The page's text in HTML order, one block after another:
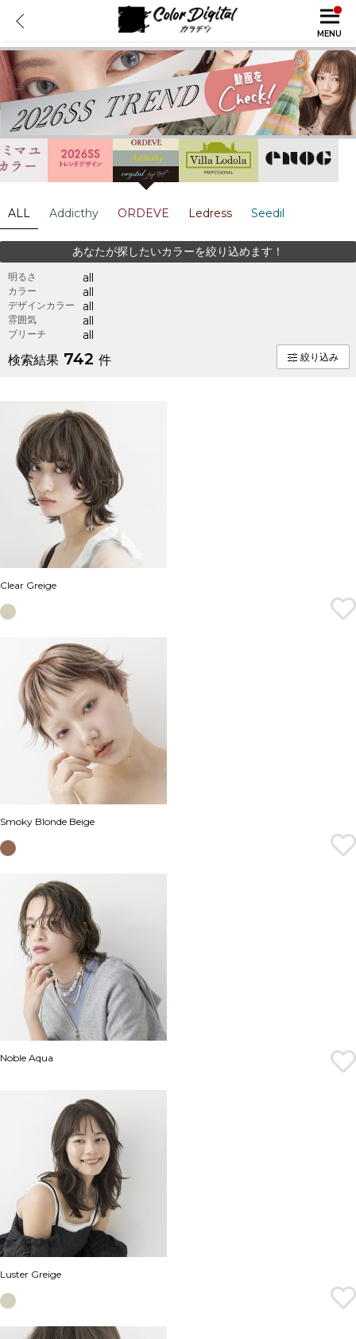
MENU
ALL Addicthy ORDEVE Ledress Seedil
あなたが探したいカラーを絞り込めます！
明るさ all
カラー all
デザインカラー all
雰囲気 all
ブリーチ all
検索結果 742 件 絞り込み
Clear Greige
Smoky Blonde Beige
Noble Aqua
Luster Greige